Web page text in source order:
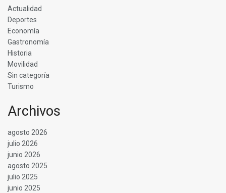
Actualidad
Deportes
Economía
Gastronomía
Historia
Movilidad
Sin categoría
Turismo
Archivos
agosto 2026
julio 2026
junio 2026
agosto 2025
julio 2025
junio 2025